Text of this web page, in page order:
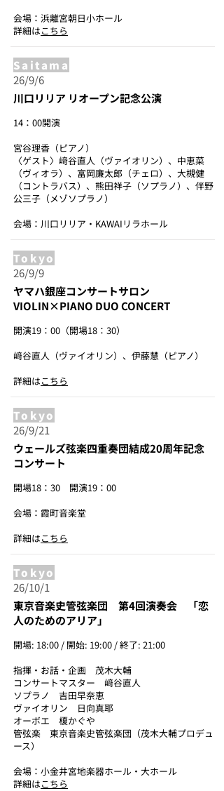
会場：浜離宮朝日小ホール
詳細はこちら
Saitama
26/9/6
川口リリア リオープン記念公演
14：00開演
宮谷理香（ピアノ）
〈ゲスト〉﨑谷直人（ヴァイオリン）、中恵菜
（ヴィオラ）、富岡廉太郎（チェロ）、大槻健
（コントラバス）、熊田祥子（ソプラノ）、伴野
公三子（メゾソプラノ）
会場：川口リリア・KAWAIリラホール
Tokyo
26/9/9
ヤマハ銀座コンサートサロン
VIOLIN×PIANO DUO CONCERT
開演19：00（開場18：30）
﨑谷直人（ヴァイオリン）、伊藤慧（ピアノ）
詳細はこちら
Tokyo
26/9/21
ウェールズ弦楽四重奏団結成20周年記念
コンサート
開場18：30 開演19：00
会場：霞町音楽堂
詳細はこちら
Tokyo
26/10/1
東京音楽史管弦楽団 第4回演奏会 「恋
人のためのアリア」
開場: 18:00 / 開始: 19:00 / 終了: 21:00
指揮・お話・企画 茂木大輔
コンサートマスター 﨑谷直人
ソプラノ 吉田早奈恵
ヴァイオリン 日向真耶
オーボエ 榎かぐや
管弦楽 東京音楽史管弦楽団（茂木大輔プロデュ
ース）
会場：小金井宮地楽器ホール・大ホール
詳細はこちら